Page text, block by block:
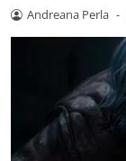
Andreana Perla -